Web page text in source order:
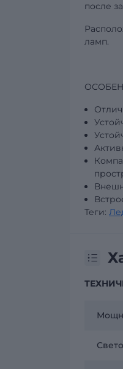
после
ламп.
Теги: